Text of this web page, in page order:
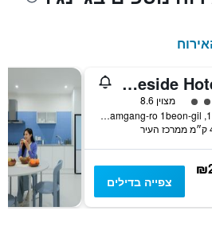
Asia Lakeside Hotel
מצוין 8.6
133, Namgang-ro 1beon-gil, ג'ינג'ו, דרום קוריאה
צפייה בדילים